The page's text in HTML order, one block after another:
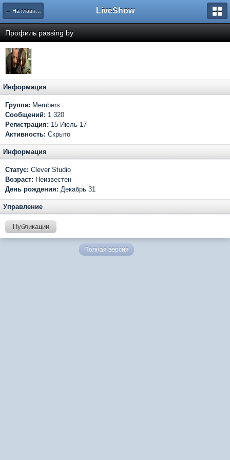
← На главную LiveShow
Профиль passing by
Информация
Группа: Members
Сообщений: 1 320
Регистрация: 15-Июль 17
Активность: Скрыто
Информация
Статус: Clever Studio
Возраст: Неизвестен
День рождения: Декабрь 31
Управление
Публикации
Полная версия